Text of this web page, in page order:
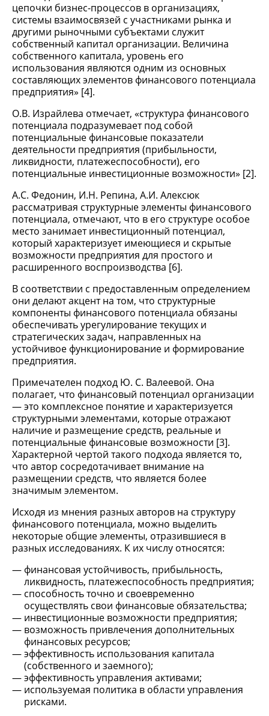
цепочки бизнес-процессов в организациях,
системы взаимосвязей с участниками рынка и
другими рыночными субъектами служит
собственный капитал организации. Величина
собственного капитала, уровень его
использования являются одним из основных
составляющих элементов финансового потенциала
предприятия» [4].
О.В. Израйлева отмечает, «структура финансового
потенциала подразумевает под собой
потенциальные финансовые показатели
деятельности предприятия (прибыльности,
ликвидности, платежеспособности), его
потенциальные инвестиционные возможности» [2].
А.С. Федонин, И.Н. Репина, А.И. Алексюк
рассматривая структурные элементы финансового
потенциала, отмечают, что в его структуре особое
место занимает инвестиционный потенциал,
который характеризует имеющиеся и скрытые
возможности предприятия для простого и
расширенного воспроизводства [6].
В соответствии с предоставленным определением
они делают акцент на том, что структурные
компоненты финансового потенциала обязаны
обеспечивать урегулирование текущих и
стратегических задач, направленных на
устойчивое функционирование и формирование
предприятия.
Примечателен подход Ю. С. Валеевой. Она
полагает, что финансовый потенциал организации
— это комплексное понятие и характеризуется
структурными элементами, которые отражают
наличие и размещение средств, реальные и
потенциальные финансовые возможности [3].
Характерной чертой такого подхода является то,
что автор сосредотачивает внимание на
размещении средств, что является более
значимым элементом.
Исходя из мнения разных авторов на структуру
финансового потенциала, можно выделить
некоторые общие элементы, отразившиеся в
разных исследованиях. К их числу относятся:
финансовая устойчивость, прибыльность,
ликвидность, платежеспособность предприятия;
способность точно и своевременно
осуществлять свои финансовые обязательства;
инвестиционные возможности предприятия;
возможность привлечения дополнительных
финансовых ресурсов;
эффективность использования капитала
(собственного и заемного);
эффективность управления активами;
используемая политика в области управления
рисками.